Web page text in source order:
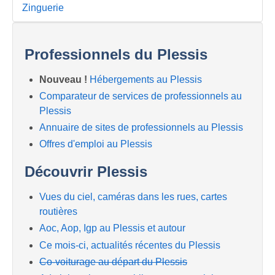
Zinguerie
Professionnels du Plessis
Nouveau ! Hébergements au Plessis
Comparateur de services de professionnels au
Plessis
Annuaire de sites de professionnels au Plessis
Offres d'emploi au Plessis
Découvrir Plessis
Vues du ciel, caméras dans les rues, cartes
routières
Aoc, Aop, Igp au Plessis et autour
Ce mois-ci, actualités récentes du Plessis
Co-voiturage au départ du Plessis